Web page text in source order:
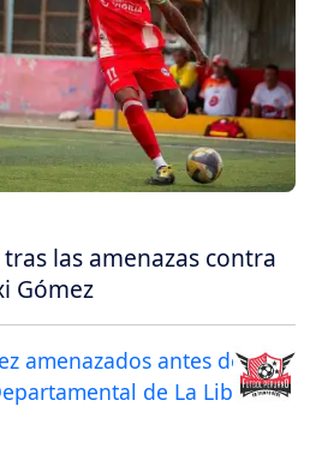
tras las amenazas contra
Gómez